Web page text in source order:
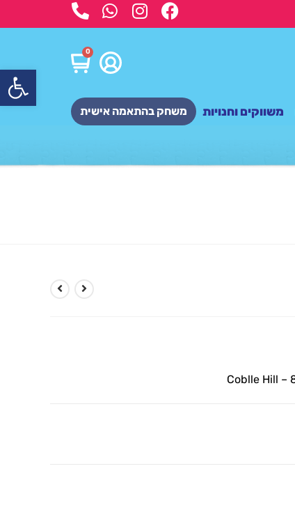
0
משווקים וחנויות משחק בהתאמה אישית